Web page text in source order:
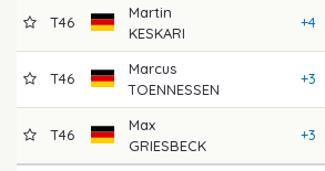
T46
Martin
KESKARI
+4
T46
Marcus
TOENNESSEN
+3
T46
Max
GRIESBECK
+3